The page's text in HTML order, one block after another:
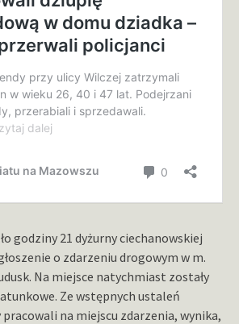
godziny 21 dyżurny ciechanowskiej
o zdarzeniu drogowym w m.
Na miejsce natychmiast zostały
Ze wstępnych ustaleń
na miejscu zdarzenia, wynika,